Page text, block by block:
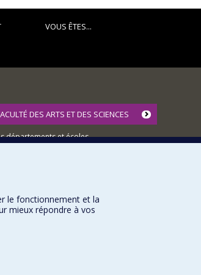
VOUS ÊTES...
DES ARTS ET DES SCIENCES
départements et écoles
le fonctionnement et la
mieux répondre à vos